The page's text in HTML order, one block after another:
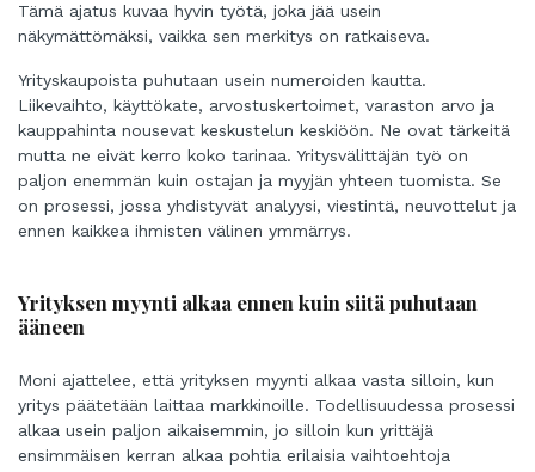
Tämä ajatus kuvaa hyvin työtä, joka jää usein
näkymättömäksi, vaikka sen merkitys on ratkaiseva.
Yrityskaupoista puhutaan usein numeroiden kautta.
Liikevaihto, käyttökate, arvostuskertoimet, varaston arvo ja
kauppahinta nousevat keskustelun keskiöön. Ne ovat tärkeitä
mutta ne eivät kerro koko tarinaa. Yritysvälittäjän työ on
paljon enemmän kuin ostajan ja myyjän yhteen tuomista. Se
on prosessi, jossa yhdistyvät analyysi, viestintä, neuvottelut ja
ennen kaikkea ihmisten välinen ymmärrys.
Yrityksen myynti alkaa ennen kuin siitä puhutaan
ääneen
Moni ajattelee, että yrityksen myynti alkaa vasta silloin, kun
yritys päätetään laittaa markkinoille. Todellisuudessa prosessi
alkaa usein paljon aikaisemmin, jo silloin kun yrittäjä
ensimmäisen kerran alkaa pohtia erilaisia vaihtoehtoja